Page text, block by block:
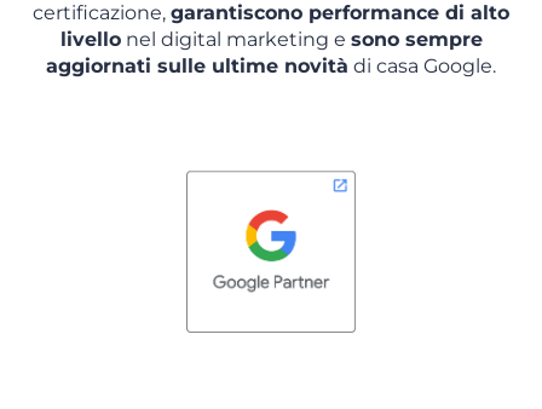
certificazione, garantiscono performance di alto
livellonel digital marketing e sono sempre
aggiornati sulle ultime novità di casa Google.